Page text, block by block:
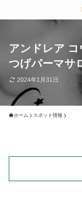
アンドレア
つげパーマサ
2024年1月31日
ホーム スポット情報